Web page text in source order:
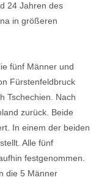
24 Jahren des
in größeren
fünf Männer und
Fürstenfeldbruck
Tschechien. Nach
zurück. Beide
In einem der beiden
Alle fünf
festgenommen.
die 5 Männer